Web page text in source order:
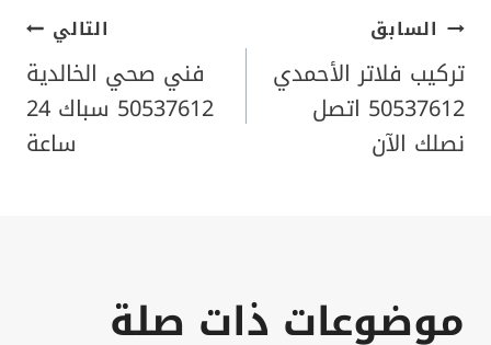
تصفّح
المقالات
السابق
تركيب فلاتر الأحمدي
50537612 اتصل
نصلك الآن
التالي
فني صحي الخالدية
50537612 سباك 24
ساعة
موضوعات ذات صلة